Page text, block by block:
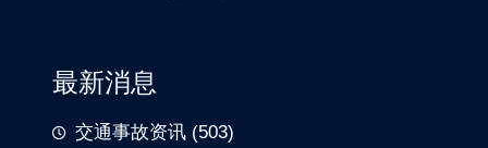
最新消息
交通事故资讯 (503)